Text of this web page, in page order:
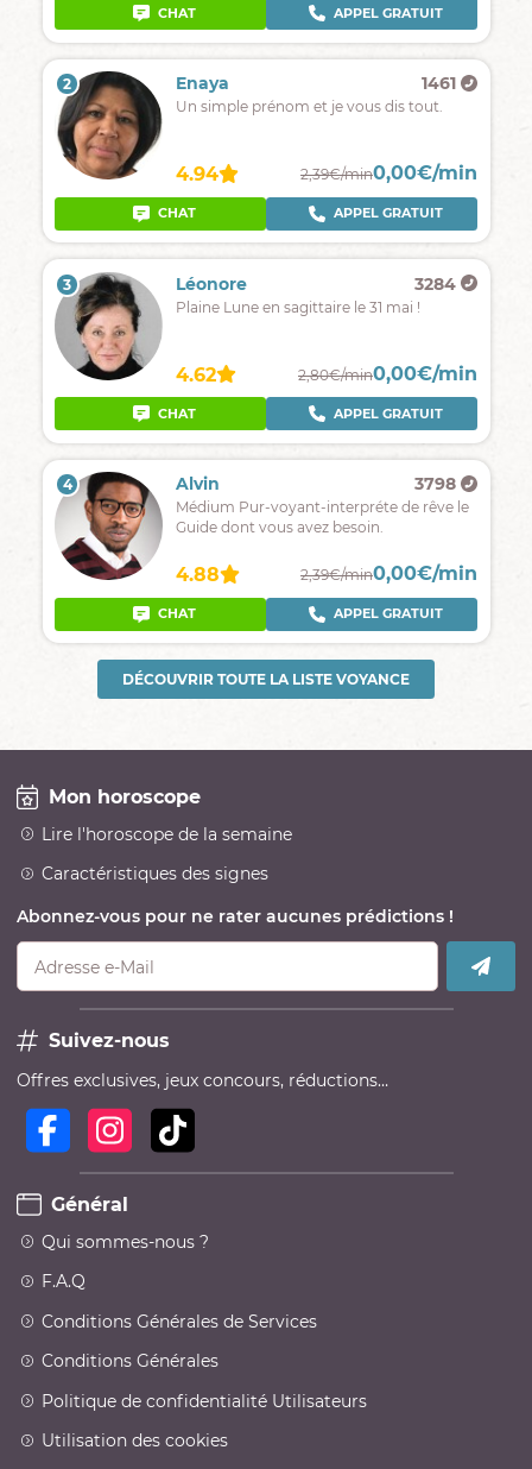
CHAT APPEL GRATUIT
2 Enaya 1461
Un simple prénom et je vous dis tout.
4.94 2,39€/min0,00€/min
CHAT APPEL GRATUIT
3 Léonore 3284
Plaine Lune en sagittaire le 31 mai !
4.62 2,80€/min0,00€/min
CHAT APPEL GRATUIT
4 Alvin 3798
Médium Pur-voyant-interpréte de rêve le
Guide dont vous avez besoin.
4.88 2,39€/min0,00€/min
CHAT APPEL GRATUIT
DÉCOUVRIR TOUTE LA LISTE VOYANCE
Mon horoscope
Lire l'horoscope de la semaine
Caractéristiques des signes
Abonnez-vous pour ne rater aucunes prédictions !
Adresse e-Mail
Suivez-nous
Offres exclusives, jeux concours, réductions…
Général
Qui sommes-nous ?
F.A.Q
Conditions Générales de Services
Conditions Générales
Politique de confidentialité Utilisateurs
Utilisation des cookies